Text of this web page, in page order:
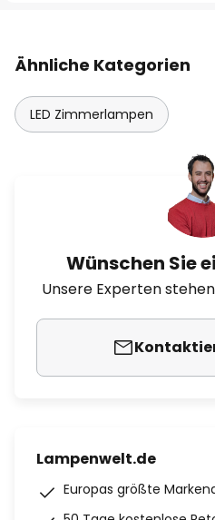
Ähnliche Kategorien
LED Zimmerlampen
Wünschen Sie
Unsere Experten
Lampenwelt.de
Europas größte